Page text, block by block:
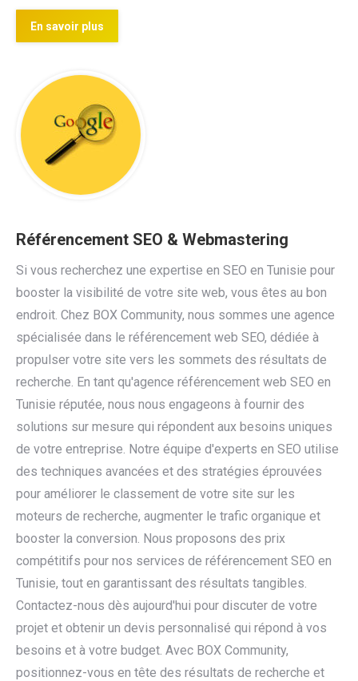
En savoir plus
Référencement SEO & Webmastering
Si vous recherchez une expertise en SEO en Tunisie pour
booster la visibilité de votre site web, vous êtes au bon
endroit. Chez BOX Community, nous sommes une agence
spécialisée dans le référencement web SEO, dédiée à
propulser votre site vers les sommets des résultats de
recherche. En tant qu'agence référencement web SEO en
Tunisie réputée, nous nous engageons à fournir des
solutions sur mesure qui répondent aux besoins uniques
de votre entreprise. Notre équipe d'experts en SEO utilise
des techniques avancées et des stratégies éprouvées
pour améliorer le classement de votre site sur les
moteurs de recherche, augmenter le trafic organique et
booster la conversion. Nous proposons des prix
compétitifs pour nos services de référencement SEO en
Tunisie, tout en garantissant des résultats tangibles.
Contactez-nous dès aujourd'hui pour discuter de votre
projet et obtenir un devis personnalisé qui répond à vos
besoins et à votre budget. Avec BOX Community,
positionnez-vous en tête des résultats de recherche et